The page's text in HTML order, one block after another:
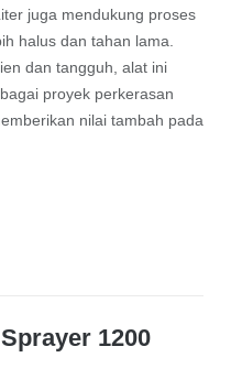
juga mendukung proses
halus dan tahan lama.
dan tangguh, alat ini
proyek perkerasan
nilai tambah pada
1200